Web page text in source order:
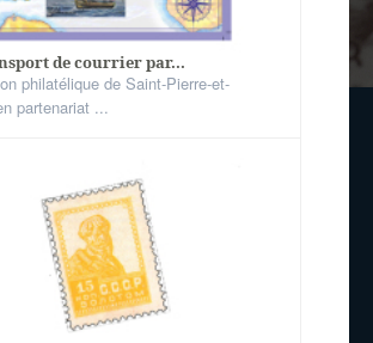
de courrier par...
philatélique de Saint-Pierre-et-
partenariat ...